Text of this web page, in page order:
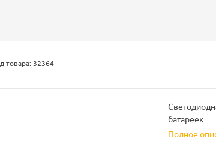
товара: 32364
батареек
Полное